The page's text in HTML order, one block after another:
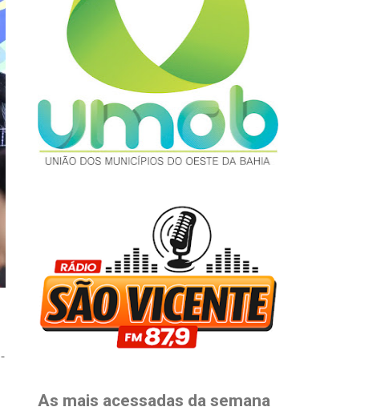
As mais acessadas da semana